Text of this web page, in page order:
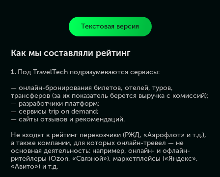
Текстовая версия
Как мы составляли рейтинг
1. Под TravelTech подразумеваются сервисы:
— онлайн-бронирования билетов, отелей, туров,
трансферов (за их показатель берется выручка с комиссий);
— разработчики платформ;
— сервисы trip on demand;
— сайты отзывов и рекомендаций.
Не входят в рейтинг перевозчики (РЖД, «Аэрофлот» и т.д.),
а также компании, для которых онлайн-тревел — не
основная деятельность: например, онлайн- и офлайн-
ритейлеры (Ozon, «Связной»), маркетплейсы («Яндекс»,
«Авито») и т.д.